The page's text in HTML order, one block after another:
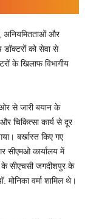
अनियमितताओं और
को सेवा से
के खिलाफ विभागीय
से जारी बयान के
चिकित्सा कार्य से दूर
बर्खास्त किए गए
सीएमओ कार्यालय में
के सीएचसी जगदीशपुर के
वर्मा शामिल थे।